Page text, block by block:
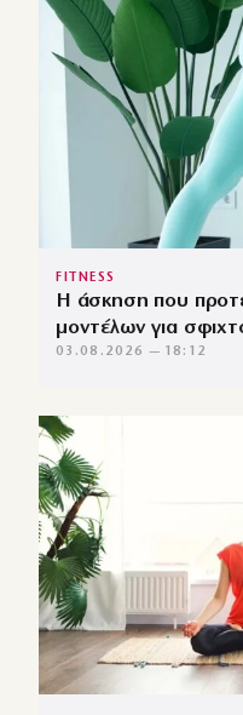
FITNESS
Η άσκηση που
μοντέλων για
03.08.2026 — 18:12